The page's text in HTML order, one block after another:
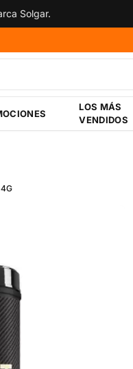
Solgar.
LOS MÁS
VENDIDOS